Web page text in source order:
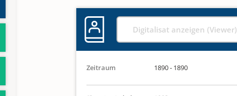
Digitalisat anzeigen (Viewer)
Zeitraum 1890 - 1890